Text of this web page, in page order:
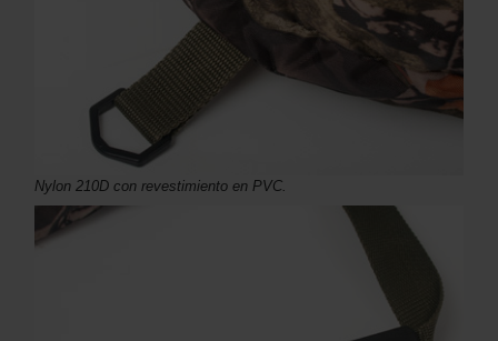
Nylon 210D con revestimiento en PVC.